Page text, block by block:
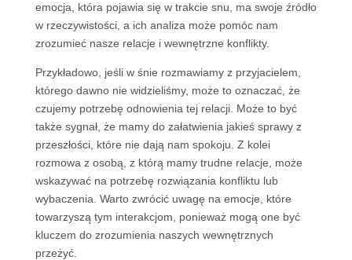
emocja, która pojawia się w trakcie snu, ma swoje źródło
w rzeczywistości, a ich analiza może pomóc nam
zrozumieć nasze relacje i wewnętrzne konflikty.
Przykładowo, jeśli w śnie rozmawiamy z przyjacielem,
którego dawno nie widzieliśmy, może to oznaczać, że
czujemy potrzebę odnowienia tej relacji. Może to być
także sygnał, że mamy do załatwienia jakieś sprawy z
przeszłości, które nie dają nam spokoju. Z kolei
rozmowa z osobą, z którą mamy trudne relacje, może
wskazywać na potrzebę rozwiązania konfliktu lub
wybaczenia. Warto zwrócić uwagę na emocje, które
towarzyszą tym interakcjom, ponieważ mogą one być
kluczem do zrozumienia naszych wewnętrznych
przeżyć.